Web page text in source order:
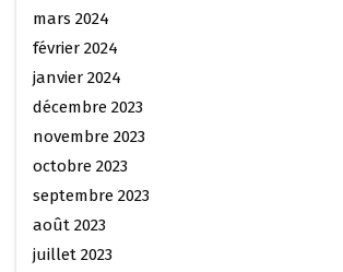
mars 2024
février 2024
janvier 2024
décembre 2023
novembre 2023
octobre 2023
septembre 2023
août 2023
juillet 2023